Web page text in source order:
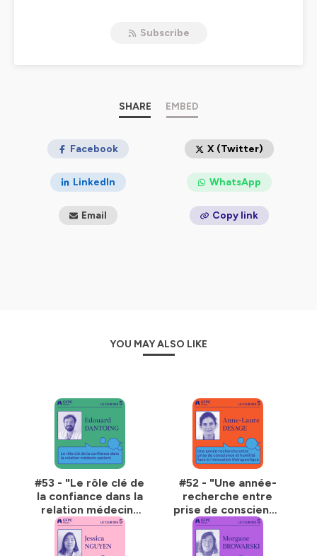
d’études, ils racontent leur quotidien de clinicien·ne,
leurs inspirations, leurs doutes parfois - et ce que
leur trajectoire professionnelle.
Un format à la croisée de la science et de l’humain, entre
expertise et introspection. Pour mieux comprendre la
cancérologie thoracique… et celles et ceux qui la font
Subscribe
SHARE EMBED
Facebook X (Twitter)
LinkedIn WhatsApp
Email Copy link
YOU MAY ALSO LIKE
#53 - "Le rôle clé de
la confiance dans la
relation médecin-
patient" - par
Edouard Dantoing
#52 - "Une année-
recherche entre
prise de conscience
et humilité face à
l'innovation
thérapeutique" -